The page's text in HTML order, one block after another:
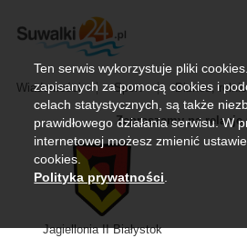
Wiadomości Sport Biznes,
Zapraszamy na relację
Jagiellonia II Białystok
Ten serwis wykorzystuje pliki
zapisanych za pomocą cookies i
celach statystycznych, są także
prawidłowego działania serwisu. W
internetowej możesz zmienić
cookies.
Polityka prywatności